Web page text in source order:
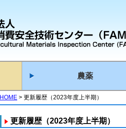
農薬
HOME 更新履歴（2023年度上半期）
更新履歴（2023年度上半期）